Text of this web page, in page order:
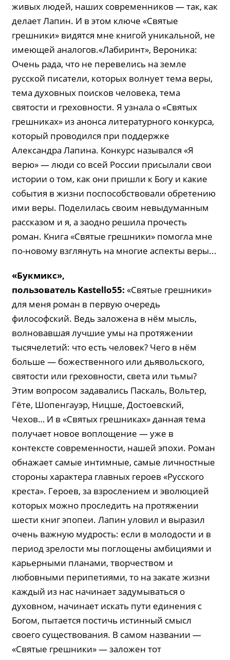
живых людей, наших современников — так, как
делает Лапин. И в этом ключе «Святые
грешники» видятся мне книгой уникальной, не
имеющей аналогов.«Лабиринт», Вероника:
Очень рада, что не перевелись на земле
русской писатели, которых волнует тема веры,
тема духовных поисков человека, тема
святости и греховности. Я узнала о «Святых
грешниках» из анонса литературного конкурса,
который проводился при поддержке
Александра Лапина. Конкурс назывался «Я
верю» — люди со всей России присылали свои
истории о том, как они пришли к Богу и какие
события в жизни поспособствовали обретению
ими веры. Поделилась своим невыдуманным
рассказом и я, а заодно решила прочесть
роман. Книга «Святые грешники» помогла мне
по-новому взглянуть на многие аспекты веры...
«Букмикс»,
пользователь Kastello55:«Святые грешники»
для меня роман в первую очередь
философский. Ведь заложена в нём мысль,
волновавшая лучшие умы на протяжении
тысячелетий: что есть человек? Чего в нём
больше — божественного или дьявольского,
святости или греховности, света или тьмы?
Этим вопросом задавались Паскаль, Вольтер,
Гёте, Шопенгауэр, Ницше, Достоевский,
Чехов… И в «Святых грешниках» данная тема
получает новое воплощение — уже в
контексте современности, нашей эпохи. Роман
обнажает самые интимные, самые личностные
стороны характера главных героев «Русского
креста». Героев, за взрослением и эволюцией
которых можно проследить на протяжении
шести книг эпопеи. Лапин уловил и выразил
очень важную мудрость: если в молодости и в
период зрелости мы поглощены амбициями и
карьерными планами, творчеством и
любовными пе­ри­петиями, то на закате жизни
каждый из нас начинает задумываться о
духовном, начинает искать пути единения с
Богом, пытается постичь истинный смысл
своего существования. В самом названии —
«Святые грешники» — заложен тот